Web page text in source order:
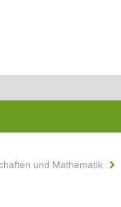
und Mathematik